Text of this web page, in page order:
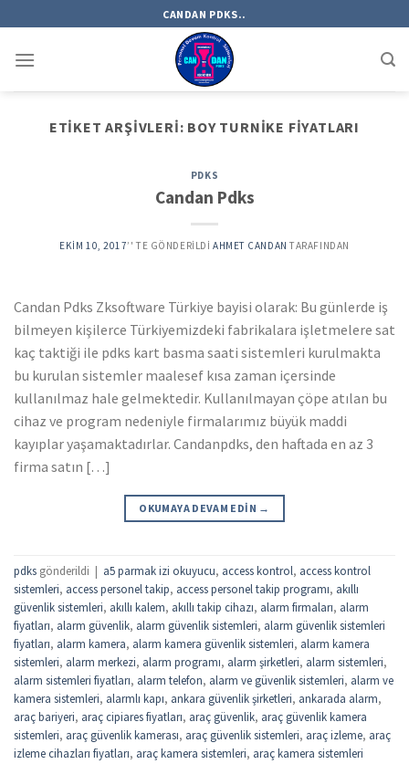
to
content
CANDAN PDKS..
ETIKET ARŞIVLERI: BOY TURNIKE FIYATLARI
PDKS
Candan Pdks
EKIM 10, 2017’' TE GÖNDERILDI AHMET CANDAN TARAFINDAN
Candan Pdks Zksoftware Türkiye bayisi olarak: Bu günlerde iş
bilmeyen kişilerce Türkiyemizdeki fabrikalara işletmelere sat
kaç taktiği ile pdks kart basma saati sistemleri kurulmakta
bu kurulan sistemler maalesef kısa zaman içersinde
kullanılmaz hale gelmektedir. Kullanılmayan çöpe atılan bu
cihaz ve program nedeniyle firmalarımız büyük maddi
kayıplar yaşamaktadırlar. Candanpdks, den haftada en az 3
firma satın […]
OKUMAYA DEVAM EDIN →
pdks gönderildi | a5 parmak izi okuyucu, access kontrol, access kontrol
sistemleri, access personel takip, access personel takip programı, akıllı
güvenlik sistemleri, akıllı kalem, akıllı takip cihazı, alarm firmaları, alarm
fiyatları, alarm güvenlik, alarm güvenlik sistemleri, alarm güvenlik sistemleri
fiyatları, alarm kamera, alarm kamera güvenlik sistemleri, alarm kamera
sistemleri, alarm merkezi, alarm programı, alarm şirketleri, alarm sistemleri,
alarm sistemleri fiyatları, alarm telefon, alarm ve güvenlik sistemleri, alarm ve
kamera sistemleri, alarmlı kapı, ankara güvenlik şirketleri, ankarada alarm,
araç bariyeri, araç cipiares fiyatları, araç güvenlik, araç güvenlik kamera
sistemleri, araç güvenlik kamerası, araç güvenlik sistemleri, araç izleme, araç
izleme cihazları fiyatları, araç kamera sistemleri, araç kamera sistemleri